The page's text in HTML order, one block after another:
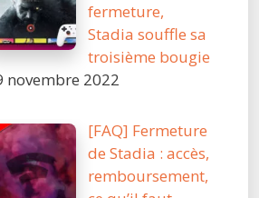
fermeture,
Stadia souffle sa
troisième bougie
novembre 2022
[FAQ] Fermeture
de Stadia : accès,
remboursement,